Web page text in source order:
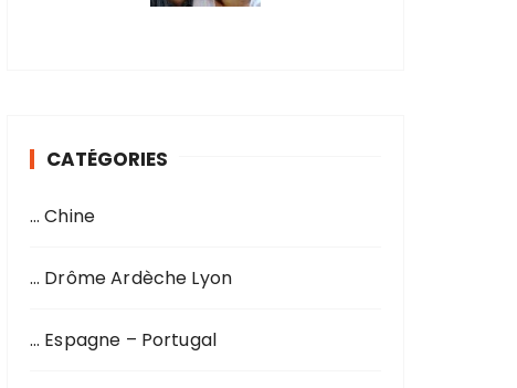
CATÉGORIES
… Chine
… Drôme Ardèche Lyon
… Espagne – Portugal